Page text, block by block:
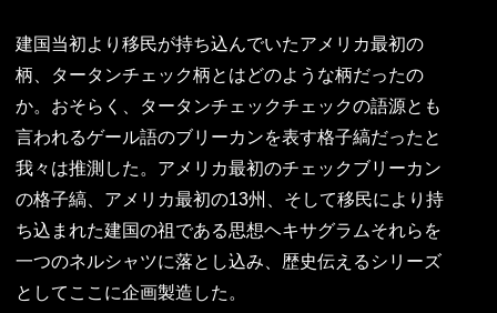
建国当初より移民が持ち込んでいたアメリカ最初の
柄、タータンチェック柄とはどのような柄だったの
か。おそらく、タータンチェックチェックの語源とも
言われるゲール語のブリーカンを表す格子縞だったと
我々は推測した。アメリカ最初のチェックブリーカン
の格子縞、アメリカ最初の13州、そして移民により持
ち込まれた建国の祖である思想ヘキサグラムそれらを
一つのネルシャツに落とし込み、歴史伝えるシリーズ
としてここに企画製造した。